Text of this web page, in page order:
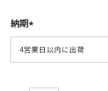
納期